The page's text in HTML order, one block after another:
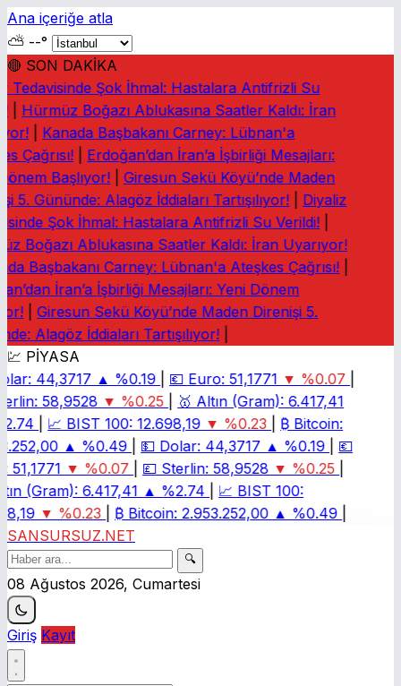
Ana içeriğe atla
⛅ --°
🔴 SON DAKİKA
Tedavisinde Şok İhmal: Hastalara Antifrizli Su
Hürmüz Boğazı Ablukasına Saatler Kaldı: İran
Kanada Başbakanı Carney: Lübnan'a
Çağrısı!
Erdoğan’dan İran’a İşbirliği Mesajları:
Başlıyor!
Giresun Sekü Köyü’nde Maden
5. Gününde: Alagöz İddiaları Tartışılıyor!
Diyaliz
Şok İhmal: Hastalara Antifrizli Su Verildi!
Boğazı Ablukasına Saatler Kaldı: İran Uyarıyor!
Başbakanı Carney: Lübnan'a Ateşkes Çağrısı!
İran’a İşbirliği Mesajları: Yeni Dönem
Giresun Sekü Köyü’nde Maden Direnişi 5.
Alagöz İddiaları Tartışılıyor!
💹 PİYASA
44,3717 ▲ %0.19 💶 Euro: 51,1771 ▼ %0.07
58,9528 ▼ %0.25 🥇 Altın (Gram): 6.417,41
📈 BIST 100: 12.698,19 ▼ %0.23 ₿ Bitcoin:
▲ %0.49 💵 Dolar: 44,3717 ▲ %0.19
💶
51,1771 ▼ %0.07 💷 Sterlin: 58,9528 ▼ %0.25
(Gram): 6.417,41 ▲ %2.74 📈 BIST 100:
▼ %0.23 ₿ Bitcoin: 2.953.252,00 ▲ %0.49
SANSURSUZ.NET
🔍
08 Ağustos 2026, Cumartesi
Giriş Kayıt